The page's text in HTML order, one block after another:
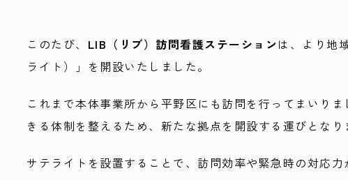
このたび、 LIB（リブ）訪問看護ステーションは、より地
ライト）」を開設いたしました。
これまで本体事業所から平野区にも訪問を行ってまいり
きる体制を整えるため、新たな拠点を開設する運びとなり
サテライトを設置することで、訪問効率や緊急時の対応